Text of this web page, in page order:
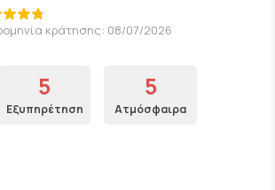
κράτησης: 08/07/2026
5
Εξυπηρέτηση
5
Ατμόσφαιρα